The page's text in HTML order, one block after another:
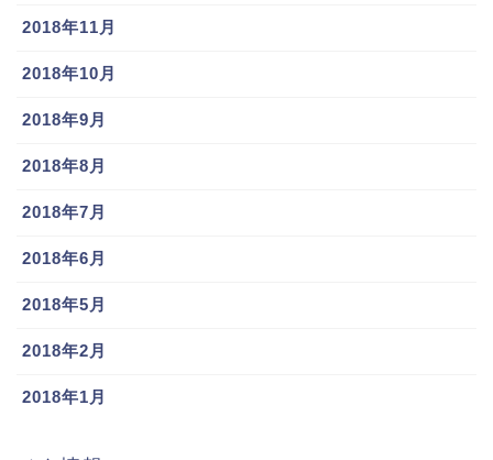
2018年11月
2018年10月
2018年9月
2018年8月
2018年7月
2018年6月
2018年5月
2018年2月
2018年1月